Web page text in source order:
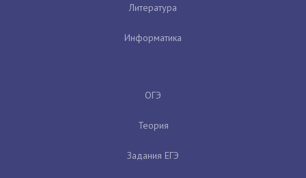
Литература
Информатика
ОГЭ
Теория
Задания ЕГЭ